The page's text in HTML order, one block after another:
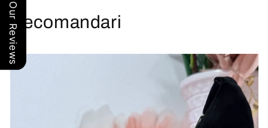
Recomandari
Our Reviews